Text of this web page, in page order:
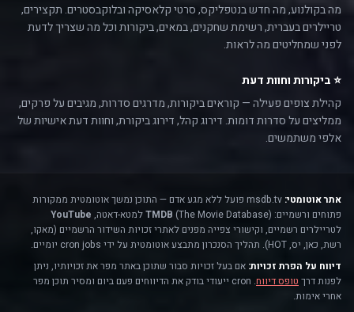
מה בקולנוע, מה חדש בנטפליקס, סרטי קלאסיקה ובלוקבסטרים. תקצירים,
טריילרים בעברית, רשימת שחקנים, במאים, ביקורות וכל מה שצריך לדעת
לפני שמחליטים מה לראות.
⭐ ביקורות וחוות דעת
קהילת צופים פעילה — קוראים ביקורות, מדרגים סדרות, מגיבים על פרקים,
ממליצים על סדרות דומות. דירוג קהל, דירוג ביקורת, וחוות דעת אישיות של
אלפי משתמשים.
אתר אוטומטי:
msdb.tv פועל ללא מגע אדם — התוכן נמשך אוטומטית ממקורות
פתוחים ורשמיים:
TMDB (The Movie Database) למטא-דאטה,
YouTube
לטריילרים רשמיים, וקישורי צפייה מפנים לאתרי זכויות השידור הרשמיים (מאקו,
רשת, כאן, יס, HOT). תהליך הסנכרון מתבצע אוטומטית על ידי cron jobs יומיים.
דיווח על הפרת זכויות: אם בעל זכויות סבור שתוכן באתר מפר את זכויותיו, ניתן
לפנות דרך טופס דיווח
. cron ייעודי בודק את הדיווחים פעם ביום ומסיר תוכן מפר
אחרי אימות.